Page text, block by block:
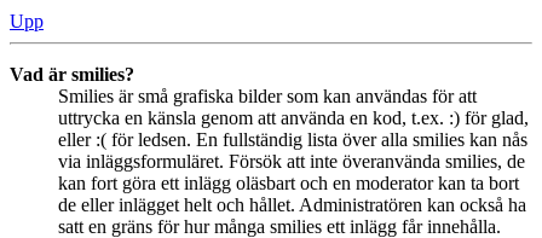
Upp
Vad är smilies?
Smilies är små grafiska bilder som kan användas för att
uttrycka en känsla genom att använda en kod, t.ex. :) för glad,
eller :( för ledsen. En fullständig lista över alla smilies kan nås
via inläggsformuläret. Försök att inte överanvända smilies, de
kan fort göra ett inlägg oläsbart och en moderator kan ta bort
de eller inlägget helt och hållet. Administratören kan också ha
satt en gräns för hur många smilies ett inlägg får innehålla.